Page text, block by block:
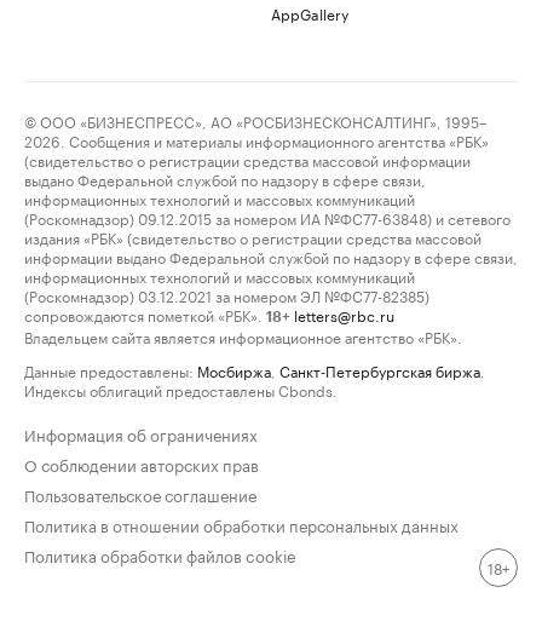
AppGallery
© ООО «БИЗНЕСПРЕСС», АО «РОСБИЗНЕСКОНСАЛТИНГ», 1995–
2026. Сообщения и материалы информационного агентства «РБК»
(свидетельство о регистрации средства массовой информации
выдано Федеральной службой по надзору в сфере связи,
информационных технологий и массовых коммуникаций
(Роскомнадзор) 09.12.2015 за номером ИА №ФС77-63848) и сетевого
издания «РБК» (свидетельство о регистрации средства массовой
информации выдано Федеральной службой по надзору в сфере связи,
информационных технологий и массовых коммуникаций
(Роскомнадзор) 03.12.2021 за номером ЭЛ №ФС77-82385)
сопровождаются пометкой «РБК».
18+ letters@rbc.ru
Владельцем сайта является информационное агентство «РБК».
Данные предоставлены: Мосбиржа Санкт-Петербургская биржа
Индексы облигаций предоставлены Cbonds.
Информация об ограничениях
О соблюдении авторских прав
Пользовательское соглашение
Политика в отношении обработки персональных данных
Политика обработки файлов cookie
18+